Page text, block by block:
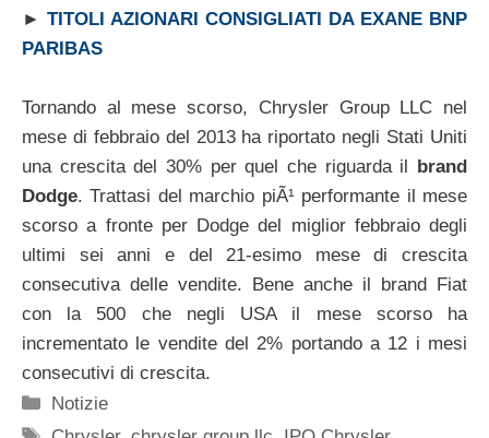
► TITOLI AZIONARI CONSIGLIATI DA EXANE BNP
PARIBAS
Tornando al mese scorso, Chrysler Group LLC nel
mese di febbraio del 2013 ha riportato negli Stati Uniti
una crescita del 30% per quel che riguarda il
brand
Dodge. Trattasi del marchio piÃ¹ performante il mese
scorso a fronte per Dodge del miglior febbraio degli
ultimi sei anni e del 21-esimo mese di crescita
consecutiva delle vendite. Bene anche il brand Fiat
con la 500 che negli USA il mese scorso ha
incrementato le vendite del 2% portando a 12 i mesi
consecutivi di crescita.
Categorie
Notizie
Tag